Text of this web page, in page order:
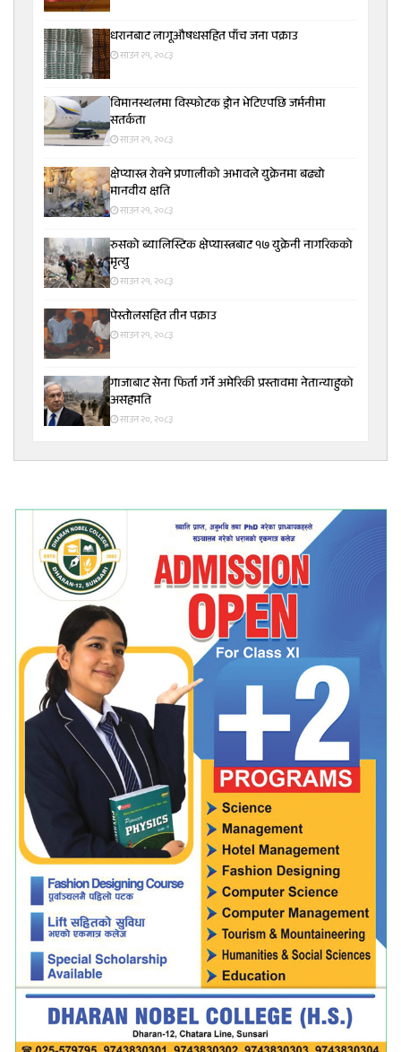
धरानबाट लागूऔषधसहित पाँच जना पक्राउ
साउन २१, २०८३
विमानस्थलमा विस्फोटक ड्रोन भेटिएपछि जर्मनीमा
सतर्कता
साउन २१, २०८३
क्षेप्यास्त्र रोक्ने प्रणालीको अभावले युक्रेनमा बढ्यो
मानवीय क्षति
साउन २१, २०८३
रुसको ब्यालिस्टिक क्षेप्यास्त्रबाट १७ युक्रेनी नागरिकको
मृत्यु
साउन २१, २०८३
पेस्तोलसहित तीन पक्राउ
साउन २१, २०८३
गाजाबाट सेना फिर्ता गर्ने अमेरिकी प्रस्तावमा नेतान्याहुको
असहमति
साउन २०, २०८३